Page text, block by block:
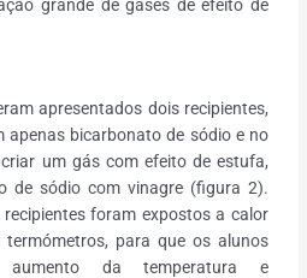
grande de gases de efeito de
apresentados dois recipientes,
apenas bicarbonato de sódio e no
um gás com efeito de estufa,
de sódio com vinagre (figura 2).
foram expostos a calor
para que os alunos
aumento da temperatura e